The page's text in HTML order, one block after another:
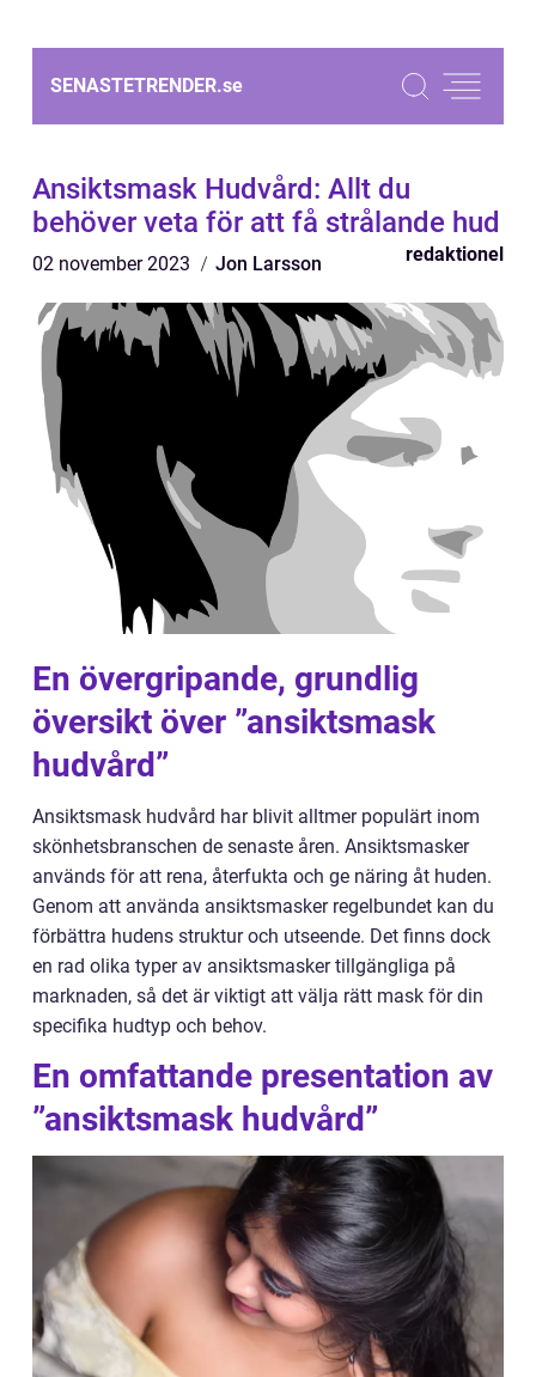
SENASTETRENDER.se
Ansiktsmask Hudvård: Allt du
behöver veta för att få strålande hud
02 november 2023 Jon Larsson redaktionel
En övergripande, grundlig
översikt över ”ansiktsmask
hudvård”
Ansiktsmask hudvård har blivit alltmer populärt inom
skönhetsbranschen de senaste åren. Ansiktsmasker
används för att rena, återfukta och ge näring åt huden.
Genom att använda ansiktsmasker regelbundet kan du
förbättra hudens struktur och utseende. Det finns dock
en rad olika typer av ansiktsmasker tillgängliga på
marknaden, så det är viktigt att välja rätt mask för din
specifika hudtyp och behov.
En omfattande presentation av
”ansiktsmask hudvård”